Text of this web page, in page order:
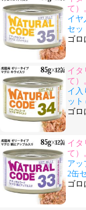
て）
イヤ
セッ
ゴロ
イタ
て）
イ入
ット
ゴロ
イタ
て）
アッ
2缶
ゴロ